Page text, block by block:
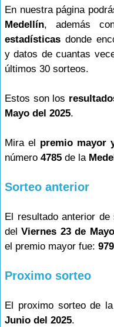
En nuestra página
Medellín, además
estadísticas donde
y datos de cuantas
últimos 30 sorteos.
Estos son los
Mayo del 2025.
Mira el premio mayor
número 4785 de la
Sorteo anterior
El resultado anterior de
delViernes 23 de
el premio mayor fue:
Proximo sorteo
El proximo sorteo de
Junio del 2025.